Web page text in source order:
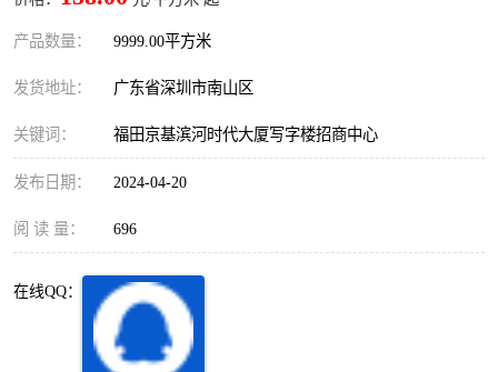
产品数量： 9999.00平方米
发货地址： 广东省深圳市南山区
关键词： 福田京基滨河时代大厦写字楼招商中心
发布日期： 2024-04-20
阅 读 量： 696
在线QQ：
南头 高新园
深圳超级总部基地